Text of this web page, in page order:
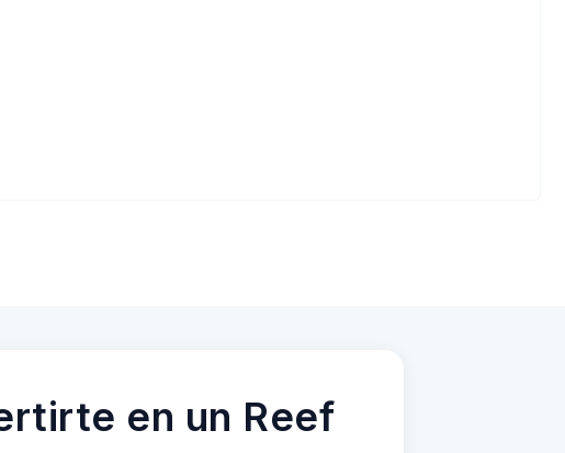
en un Reef